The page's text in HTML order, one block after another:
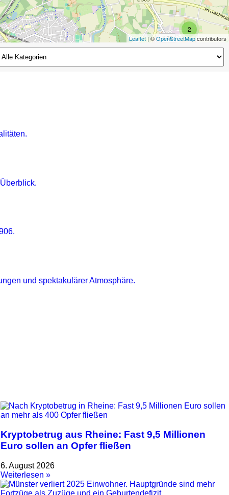
2
2
Leaflet| ©OpenStreetMapcontributors
Kryptobetrug aus Rheine: Fast 9,5 Millionen
Euro sollen an Opfer fließen
6. August 2026
Weiterlesen »